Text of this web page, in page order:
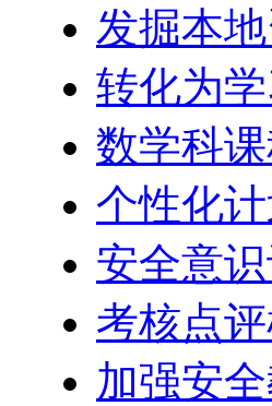
发掘本
转化为
数学科
个性化
安全意
考核点
加强安